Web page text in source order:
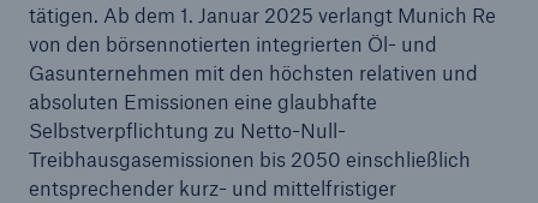
tätigen. Ab dem 1. Januar 2025 verlangt Munich Re
von den börsennotierten integrierten Öl- und
Gasunternehmen mit den höchsten relativen und
absoluten Emissionen eine glaubhafte
Selbstverpflichtung zu Netto-Null-
Treibhausgasemissionen bis 2050 einschließlich
entsprechender kurz- und mittelfristiger